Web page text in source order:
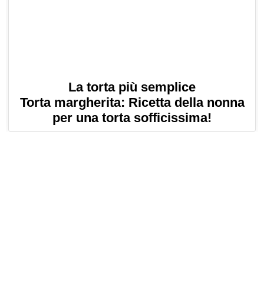
La torta più semplice
Torta margherita: Ricetta della nonna
per una torta sofficissima!